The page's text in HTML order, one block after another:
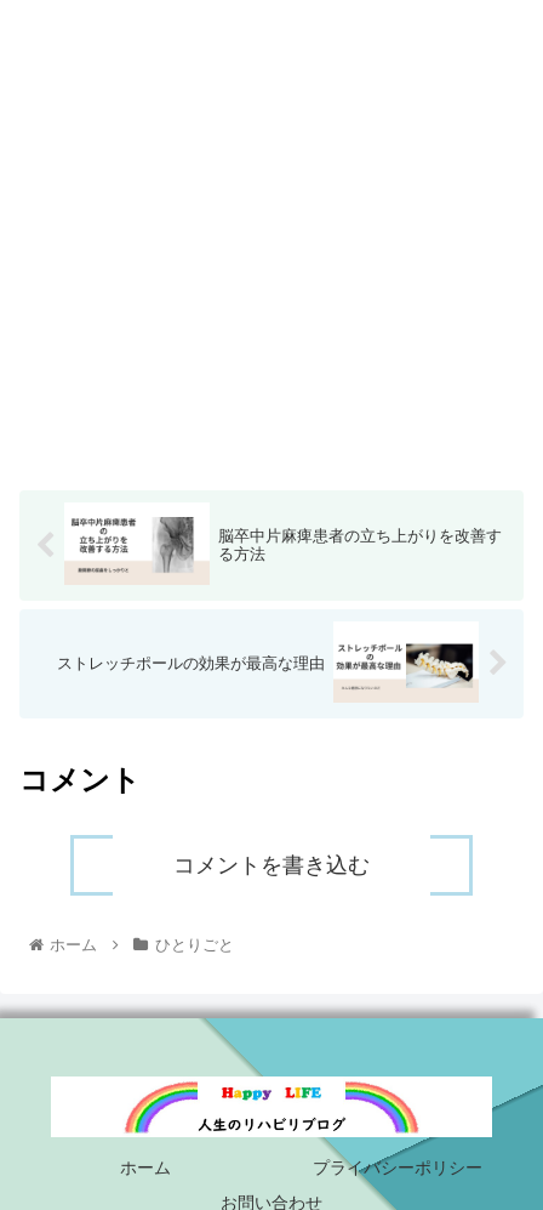
脳卒中片麻痺患者の立ち上がりを改善す
る方法
ストレッチポールの効果が最高な理由
コメント
コメントを書き込む
ホーム ひとりごと
ホーム
プライバシーポリシー
お問い合わせ